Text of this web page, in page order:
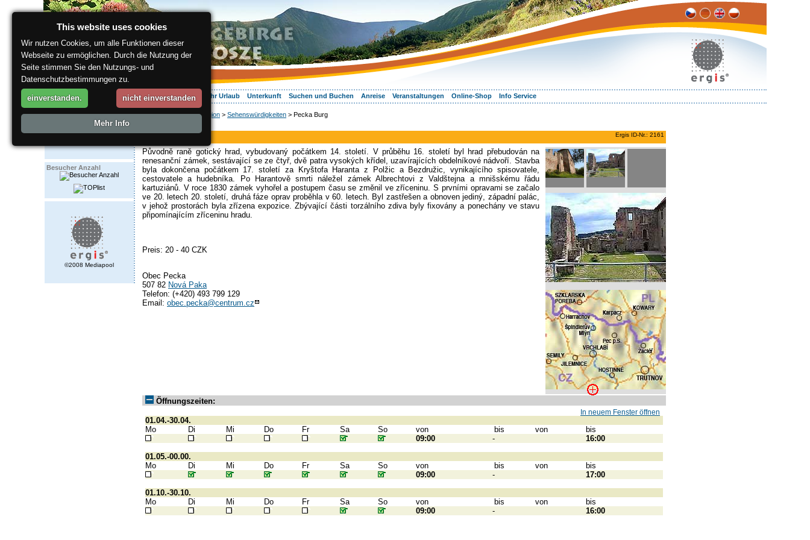
Über die Region Aktiv Erleben Entspannung Ihr Urlaub Unterkunft Suchen und Buchen Anreise Veranstaltungen Online-Shop Info Service
Besucher Anzahl
©2008 Mediapool
ergis.cz>Über die Region > Sehenswürdigkeiten > Pecka Burg
Ergis ID-Nr.: 2161
Pecka Burg
Původně raně gotický hrad, vybudovaný počátkem 14. století. V průběhu 16. století byl hrad přebudován na
renesanční zámek, sestávající se ze čtyř, dvě patra vysokých křídel, uzavírajících obdelníkové nádvoří. Stavba
byla dokončena počátkem 17. století za Kryštofa Haranta z Polžic a Bezdružic, vynikajícího spisovatele,
cestovatele a hudebníka. Po Harantově smrti náležel zámek Albrechtovi z Valdštejna a mnišskému řádu
kartuziánů. V roce 1830 zámek vyhořel a postupem času se změnil ve zříceninu. S prvními opravami se začalo
ve 20. letech 20. století, druhá fáze oprav proběhla v 60. letech. Byl zastřešen a obnoven jediný, západní palác,
v jehož prostorách byla zřízena expozice. Zbývající části torzálního zdiva byly fixovány a ponechány ve stavu
připomínajícím zříceninu hradu.
Preis: 20 - 40 CZK
Obec Pecka
507 82 Nová Paka
Telefon: (+420) 493 799 129
Email: obec.pecka@centrum.cz
Öffnungszeiten:
In neuem Fenster öffnen
01.04.-30.04.
Mo
Di Mi Do Fr Sa So von bis von
bis
09:00
-
16:00
01.05.-00.00.
Mo
Di Mi Do Fr Sa So von bis von
bis
09:00
-
17:00
01.10.-30.10.
Mo
Di Mi Do Fr Sa So von bis von
bis
09:00
- 16:00
This website uses cookies
Wir nutzen Cookies, um alle Funktionen dieser
Webseite zu ermöglichen. Durch die Nutzung der
Seite stimmen Sie den Nutzungs- und
Datenschutzbestimmungen zu.
einverstanden. nicht einverstanden
Mehr Info